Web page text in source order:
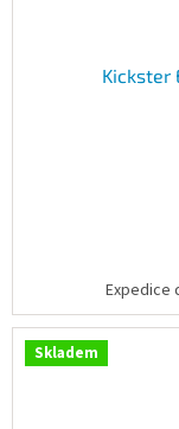
Kickster
Expedice
Skladem